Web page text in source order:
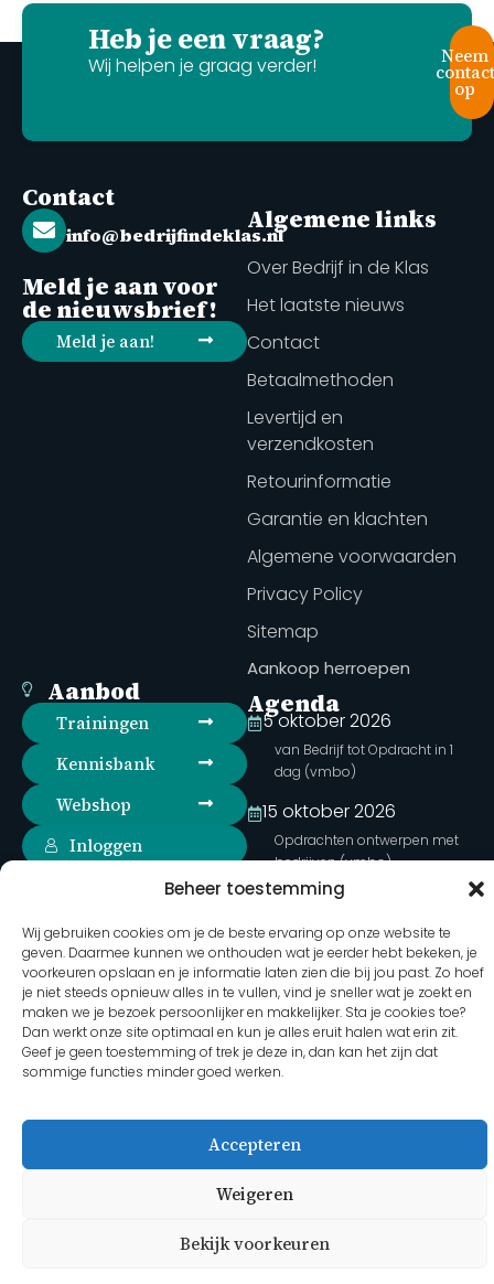
Beheer toestemming
Wij gebruiken cookies om je de beste ervaring op onze website te
geven. Daarmee kunnen we onthouden wat je eerder hebt bekeken, je
voorkeuren opslaan en je informatie laten zien die bij jou past. Zo hoef
je niet steeds opnieuw alles in te vullen, vind je sneller wat je zoekt en
maken we je bezoek persoonlijker en makkelijker. Sta je cookies toe?
Dan werkt onze site optimaal en kun je alles eruit halen wat erin zit.
Geef je geen toestemming of trek je deze in, dan kan het zijn dat
sommige functies minder goed werken.
Accepteren
Weigeren
Bekijk voorkeuren
Heb je een vraag?
Wij helpen je graag verder! Neem
contact
op
Contact
info@bedrijfindeklas.nl
Meld je aan voor
de nieuwsbrief!
Meld je aan!
Algemene links
Over Bedrijf in de Klas
Het laatste nieuws
Contact
Betaalmethoden
Levertijd en
verzendkosten
Retourinformatie
Garantie en klachten
Algemene voorwaarden
Privacy Policy
Sitemap
Aankoop herroepen
Aanbod
Trainingen
Kennisbank
Webshop
Inloggen
Volg ons op social
media
Agenda
5 oktober 2026
van Bedrijf tot Opdracht in 1
dag (vmbo)
15 oktober 2026
Opdrachten ontwerpen met
bedrijven (vmbo)
27 oktober 2026
Duurzame opdrachten met
bedrijven (havo-PGP)
Volledige agenda
2026 Martha Hoebens - Bedrijf in de Klas